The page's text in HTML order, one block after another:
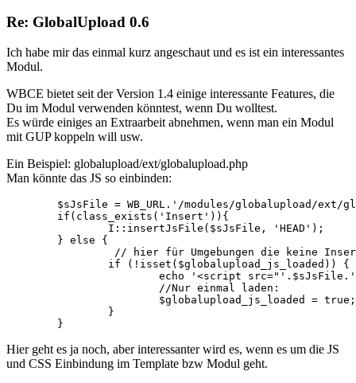
Re: GlobalUpload 0.6
Ich habe mir das einmal kurz angeschaut und es ist ein interessantes
Modul.
WBCE bietet seit der Version 1.4 einige interessante Features, die
Du im Modul verwenden könntest, wenn Du wolltest.
Es würde einiges an Extraarbeit abnehmen, wenn man ein Modul
mit GUP koppeln will usw.
Ein Beispiel: globalupload/ext/globalupload.php
Man könnte das JS so einbinden:
// hier für Umgebungen die keine
Hier geht es ja noch, aber interessanter wird es, wenn es um die JS
und CSS Einbindung im Template bzw Modul geht.